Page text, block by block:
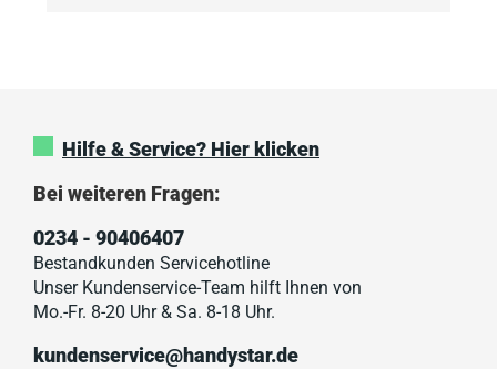
Hilfe & Service? Hier klicken
Bei weiteren Fragen:
0234 - 90406407
Bestandkunden Servicehotline
Unser Kundenservice-Team hilft Ihnen von
Mo.-Fr. 8-20 Uhr & Sa. 8-18 Uhr.
kundenservice@handystar.de